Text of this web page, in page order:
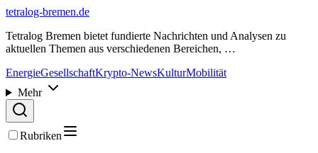
tetralog-bremen.de
Tetralog Bremen bietet fundierte Nachrichten und Analysen zu
aktuellen Themen aus verschiedenen Bereichen, …
EnergieGesellschaftKrypto-NewsKulturMobilität
Mehr
Rubriken